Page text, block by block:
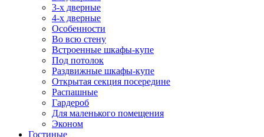
3-х дверные
4-х дверные
Особенности
Во всю стену
Встроенные шкафы-купе
Под потолок
Раздвижные шкафы-купе
Открытая секция посередине
Распашные
Гардероб
Для маленького помещения
Эконом
Гостиные